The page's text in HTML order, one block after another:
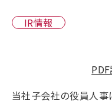
IR情報
当社子会社の役員人